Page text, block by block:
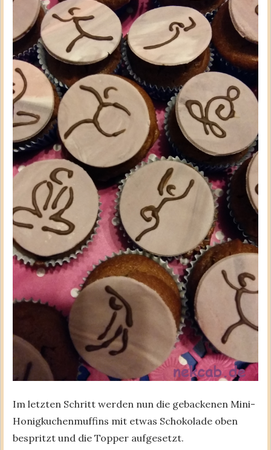
Im letzten Schritt werden nun die gebackenen Mini-
Honigkuchenmuffins mit etwas Schokolade oben
bespritzt und die Topper aufgesetzt.